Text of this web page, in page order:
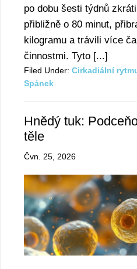
po dobu šesti týdnů
přibližně o 80 minut,
kilogramu a trávili více
činnostmi. Tyto [...]
Filed Under: Cirkadiální
Spánek
Hnědý tuk:
těle
Čvn. 25, 2026